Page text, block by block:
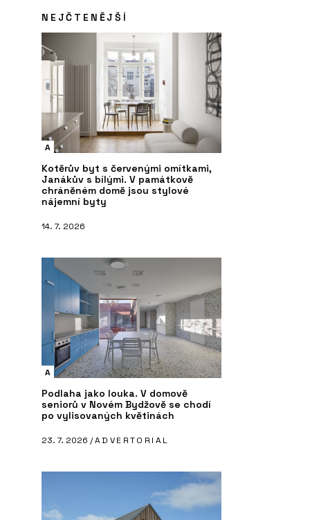
NEJČTENĚJŠÍ
A
Kotěrův byt s červenými omítkami,
Janákův s bílými. V památkově
chráněném domě jsou stylové
nájemní byty
14. 7. 2026
A
Podlaha jako louka. V domově
seniorů v Novém Bydžově se chodí
po vylisovaných květinách
23. 7. 2026 /ADVERTORIAL